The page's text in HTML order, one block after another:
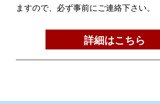
ますので、必ず事前にご連絡下さい。
詳細はこちら